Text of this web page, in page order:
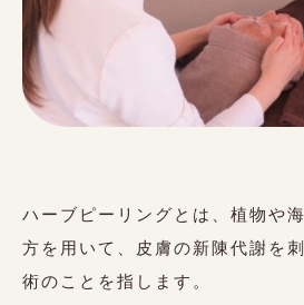
ハーブピーリングとは、植物や
方を用いて、皮膚の新陳代謝を
術のことを指します。
１
Reservation